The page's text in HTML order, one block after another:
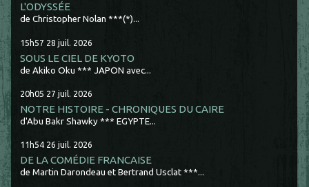
L'ODYSSÉE
de Christopher Nolan ***(*)...
15h57 28 juil. 2026
SOUS LE CIEL DE KYOTO
de Akiko Oku *** JAPON avec...
20h05 27 juil. 2026
NOTRE HISTOIRE - CHRONIQUES DU CAIRE
d'Abu Bakr Shawky *** EGYPTE...
11h54 26 juil. 2026
DE LA COMÉDIE FRANCAISE
de Martin Darondeau et Bertrand Usclat ***...